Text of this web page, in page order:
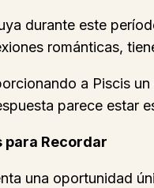
durante este
románticas,
a Piscis
parece estar
para Recordar
una oportunidad